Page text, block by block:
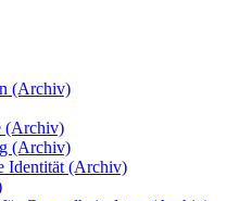
(Archiv)
(Archiv)
(Archiv)
Identität (Archiv)